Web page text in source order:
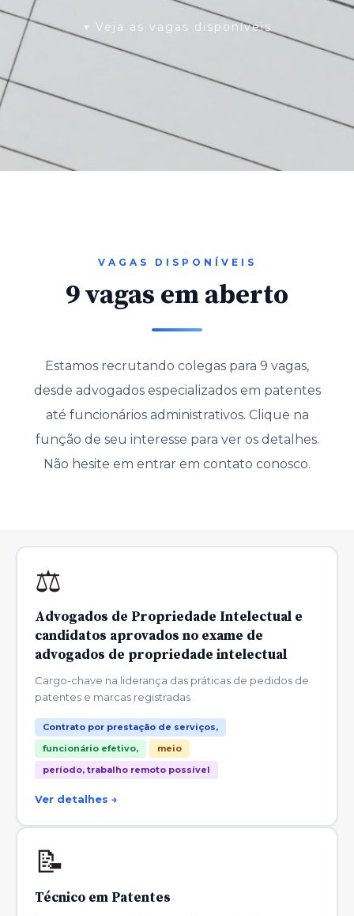
▼ Veja as vagas disponíveis
VAGAS DISPONÍVEIS
9 vagas em aberto
Estamos recrutando colegas para 9 vagas,
desde advogados especializados em patentes
até funcionários administrativos. Clique na
função de seu interesse para ver os detalhes.
Não hesite em entrar em contato conosco.
⚖️
Advogados de Propriedade Intelectual e
candidatos aprovados no exame de
advogados de propriedade intelectual
Cargo-chave na liderança das práticas de pedidos de
patentes e marcas registradas
Contrato por prestação de serviços,
funcionário efetivo,
meio
período, trabalho remoto possível
Ver detalhes →
📝
Técnico em Patentes